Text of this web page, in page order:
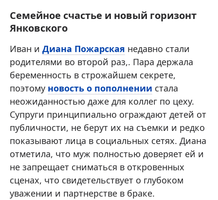
Семейное счастье и новый горизонт
Янковского
Иван и Диана Пожарская недавно стали
родителями во второй раз,. Пара держала
беременность в строжайшем секрете,
поэтому новость о пополнении стала
неожиданностью даже для коллег по цеху.
Супруги принципиально ограждают детей от
публичности, не берут их на съемки и редко
показывают лица в социальных сетях. Диана
отметила, что муж полностью доверяет ей и
не запрещает сниматься в откровенных
сценах, что свидетельствует о глубоком
уважении и партнерстве в браке.